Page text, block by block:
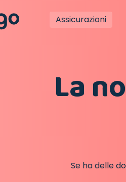
Assicurazioni
La
Se ha delle